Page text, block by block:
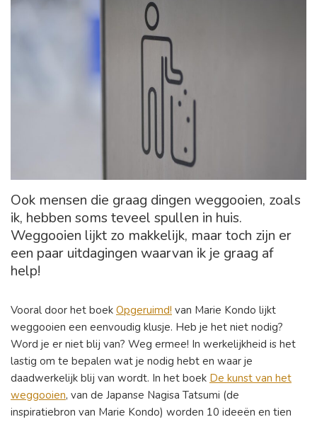
Ook mensen die graag dingen weggooien, zoals
ik, hebben soms teveel spullen in huis.
Weggooien lijkt zo makkelijk, maar toch zijn er
een paar uitdagingen waarvan ik je graag af
help!
Vooral door het boek Opgeruimd! van Marie Kondo lijkt
weggooien een eenvoudig klusje. Heb je het niet nodig?
Word je er niet blij van? Weg ermee! In werkelijkheid is het
lastig om te bepalen wat je nodig hebt en waar je
daadwerkelijk blij van wordt. In het boek De kunst van het
weggooien, van de Japanse Nagisa Tatsumi (de
inspiratiebron van Marie Kondo) worden 10 ideeën en tien